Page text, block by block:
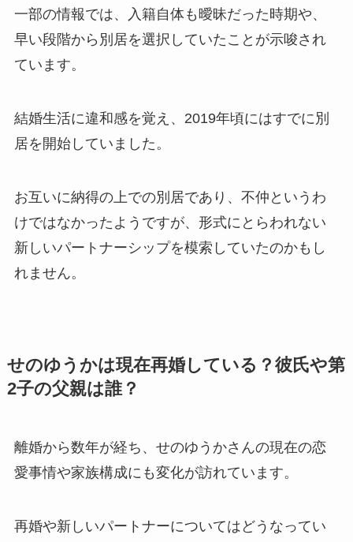
一部の情報では、入籍自体も曖昧だった時期や、
早い段階から別居を選択していたことが示唆され
ています。
結婚生活に違和感を覚え、2019年頃にはすでに別
居を開始していました。
お互いに納得の上での別居であり、不仲というわ
けではなかったようですが、形式にとらわれない
新しいパートナーシップを模索していたのかもし
れません。
せのゆうかは現在再婚している？彼氏や第
2子の父親は誰？
離婚から数年が経ち、せのゆうかさんの現在の恋
愛事情や家族構成にも変化が訪れています。
再婚や新しいパートナーについてはどうなってい